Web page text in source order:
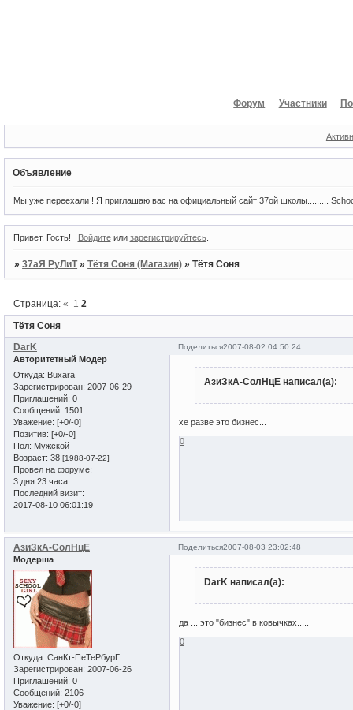
Форум Участники
Объявление
Мы уже переехали ! Я приглашаю вас на официальный сайт 37ой школы.........
Привет, Гость! Войдитеили зарегистрируйтесь.
»37аЯ РуЛиТ »Тётя Соня (Магазин) »Тётя Соня
Тётя Соня
Страница:« 1 2
Поделиться2007-08-02 04:50:24
DarK
Авторитетный Модер
Откуда: Buxara
Зарегистрирован: 2007-06-29
Приглашений: 0
Сообщений: 1501
Уважение: [+0/-0]
Позитив: [+0/-0]
Пол: Мужской
Возраст: 38 [1988-07-22]
Провел на форуме:
3 дня 23 часа
Последний визит:
2017-08-10 06:01:19
АзиЗкА-СолНцЕ написал(а):
хе разве это бизнес...
0
Поделиться2007-08-03 23:02:48
АзиЗкА-СолНцЕ
Модерша
Откуда: СанКт-ПеТеРбурГ
Зарегистрирован: 2007-06-26
Приглашений: 0
Сообщений: 2106
Уважение: [+0/-0]
DarK написал(а):
да ... это "бизнес" в ковычках.....
0